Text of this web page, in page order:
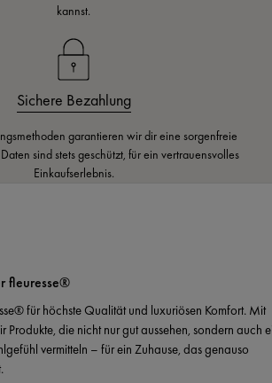
kannst.
Sichere Bezahlung
garantieren wir dir eine sorgenfreie
sind stets geschützt, für ein vertrauensvolles
Einkaufserlebnis.
fleuresse®
für höchste Qualität und luxuriösen Komfort. Mit
Produkte, die nicht nur gut aussehen, sondern auch
vermitteln – für ein Zuhause, das genauso